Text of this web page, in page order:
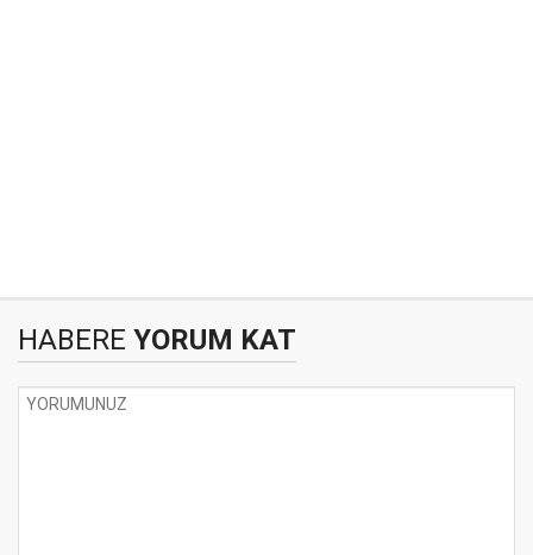
HABERE YORUM KAT